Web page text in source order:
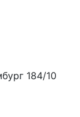
184/10